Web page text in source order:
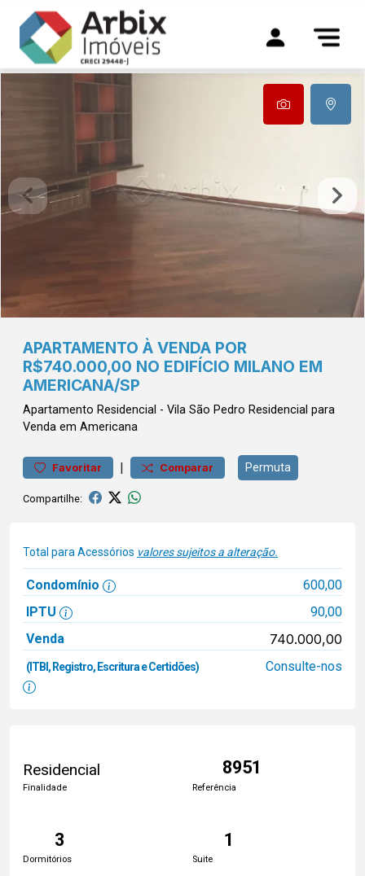
APARTAMENTO À VENDA POR
R$740.000,00 NO EDIFÍCIO MILANO EM
AMERICANA/SP
Apartamento Residencial - Vila São Pedro Residencial para
Venda em Americana
Favoritar | Comparar Permuta
Compartilhe:
Total para Acessórios valores sujeitos a alteração.
Condomínio
600,00
IPTU
90,00
Venda
740.000,00
(ITBI, Registro, Escritura e Certidões) Consulte-nos
Residencial
Finalidade
8951
Referência
3
Dormitórios
1
Suite